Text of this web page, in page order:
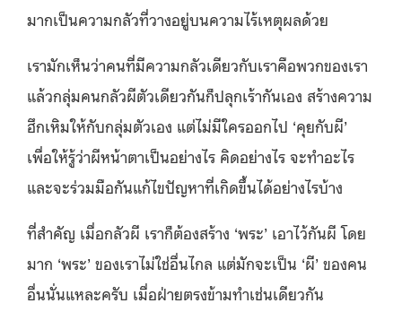
มากเป็นความกลัวที่วางอยู่บนความไร้เหตุผลด้วย
เรามักเห็นว่าคนที่มีความกลัวเดียวกับเราคือพวกของเรา
แล้วกลุ่มคนกลัวผีตัวเดียวกันก็ปลุกเร้ากันเอง สร้างความ
ฮึกเหิมให้กับกลุ่มตัวเอง แต่ไม่มีใครออกไป ‘คุยกับผี’
เพื่อให้รู้ว่าผีหน้าตาเป็นอย่างไร คิดอย่างไร จะทำอะไร
และจะร่วมมือกันแก้ไขปัญหาที่เกิดขึ้นได้อย่างไรบ้าง
ที่สำคัญ เมื่อกลัวผี เราก็ต้องสร้าง ‘พระ’ เอาไว้กันผี โดย
มาก ‘พระ’ ของเราไม่ใช่อื่นไกล แต่มักจะเป็น ‘ผี’ ของคน
อื่นนั่นแหละครับ เมื่อฝ่ายตรงข้ามทำเช่นเดียวกัน